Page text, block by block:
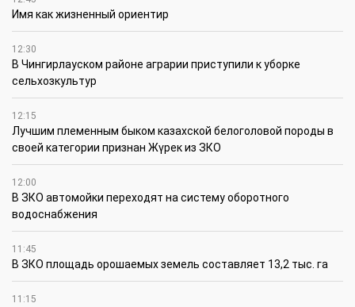
Имя как жизненный ориентир
12:30
В Чингирлауском районе аграрии приступили к уборке
сельхозкультур
12:15
Лучшим племенным быком казахской белоголовой породы в
своей категории признан Жүрек из ЗКО
12:00
В ЗКО автомойки переходят на систему оборотного
водоснабжения
11:45
В ЗКО площадь орошаемых земель составляет 13,2 тыс. га
11:15